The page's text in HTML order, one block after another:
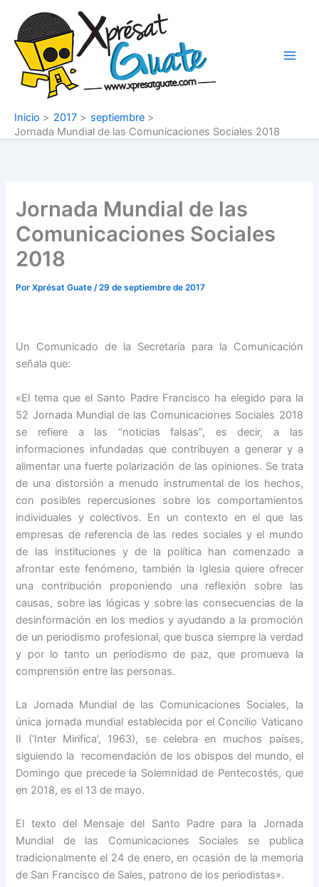
contenido
Inicio 2017
septiembre
Jornada Mundial de las Comunicaciones Sociales 2018
Jornada Mundial de las
Comunicaciones Sociales
2018
PorXprésat Guate/29 de septiembre de 2017
Un Comunicado de la Secretaría para la Comunicación
señala que:
«El tema que el Santo Padre Francisco ha elegido para la
52 Jornada Mundial de las Comunicaciones Sociales 2018
se refiere a las “noticias falsas”, es decir, a las
informaciones infundadas que contribuyen a generar y a
alimentar una fuerte polarización de las opiniones. Se trata
de una distorsión a menudo instrumental de los hechos,
con posibles repercusiones sobre los comportamientos
individuales y colectivos. En un contexto en el que las
empresas de referencia de las redes sociales y el mundo
de las instituciones y de la política han comenzado a
afrontar este fenómeno, también la Iglesia quiere ofrecer
una contribución proponiendo una reflexión sobre las
causas, sobre las lógicas y sobre las consecuencias de la
desinformación en los medios y ayudando a la promoción
de un periodismo profesional, que busca siempre la verdad
y por lo tanto un periodismo de paz, que promueva la
comprensión entre las personas.
La Jornada Mundial de las Comunicaciones Sociales, la
única jornada mundial establecida por el Concilio Vaticano
II (‘Inter Mirifica’, 1963), se celebra en muchos países,
siguiendo la recomendación de los obispos del mundo, el
Domingo que precede la Solemnidad de Pentecostés, que
en 2018, es el 13 de mayo.
El texto del Mensaje del Santo Padre para la Jornada
Mundial de las Comunicaciones Sociales se publica
tradicionalmente el 24 de enero, en ocasión de la memoria
de San Francisco de Sales, patrono de los periodistas».